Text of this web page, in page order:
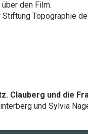
den Film.
Topographie
Clauberg und die
und Sylvia